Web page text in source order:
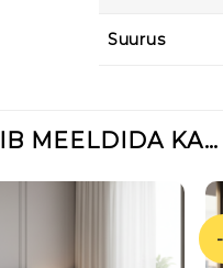
Suurus
MEELDIDA KA…